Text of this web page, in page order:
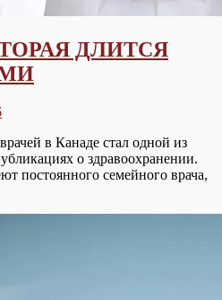
ДЛИТСЯ
в Канаде стал одной из
о здравоохранении.
постоянного семейного врача,